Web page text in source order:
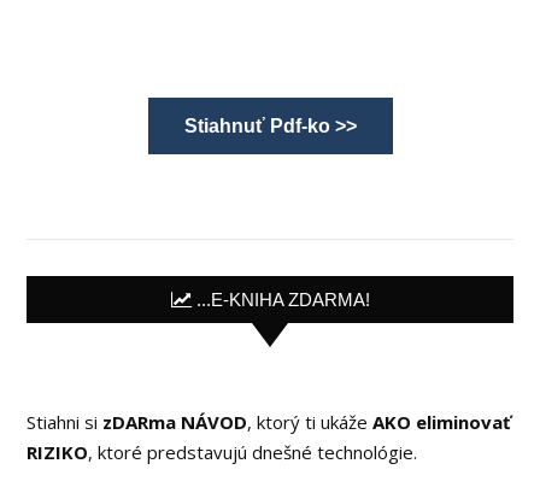
Stiahnuť Pdf-ko >>
...E-KNIHA ZDARMA!
Stiahni si zDARma NÁVOD, ktorý ti ukážeAKO eliminovať
RIZIKO, ktoré predstavujú dnešné technológie.